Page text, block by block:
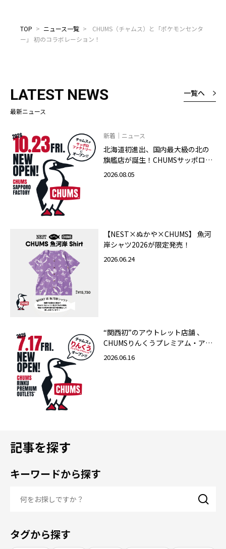
TOP > ニュース一覧 >
CHUMS（チャムス）と「ポケモンセンタ
ー」 初のコラボレーション！
LATEST NEWS
最新ニュース
一覧へ
新着｜ニュース
北海道初進出、国内最大級の北の
旗艦店が誕生！CHUMSサッポロフ
ァクトリー店 2026年10月23日
2026.08.05
【NEST×ぬかや×CHUMS】 魚河
岸シャツ2026が限定発売！
2026.06.24
“関西初”のアウトレット店舗 、
CHUMSりんくうプレミアム・アウ
トレット店 2026年7月17日（金）
2026.06.16
記事を探す
キーワードから探す
タグから探す